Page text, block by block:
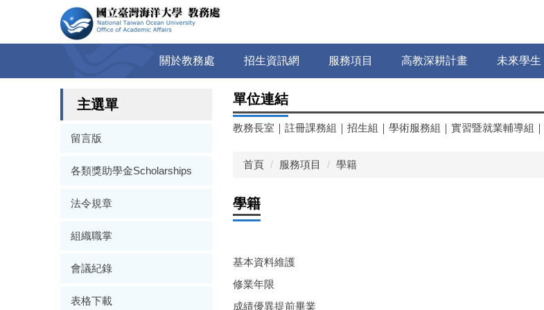
關於教務處 招生資訊網 服務項目 高教深耕計畫 未來學生
主選單
留言版
各類獎助學金Scholarships
法令規章
組織職掌
會議紀錄
表格下載
單位連結
教務長室 ｜ 註冊課務組 ｜ 招生組 ｜ 學術服務組 ｜ 實習暨就業輔導組 ｜
首頁 服務項目 學籍
學籍
基本資料維護
修業年限
成績優異提前畢業